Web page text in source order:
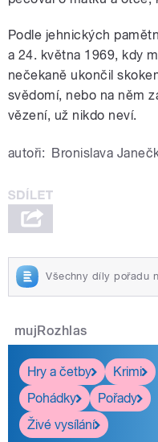
Podle jehnických
a 24. května 1969, kdy
nečekaně ukončil
svědomí, nebo na něm
vězení, už nikdo neví.
autoři: Bronislava
Všechny díly pořadu
mujRozhlas
Hry a četby
Krimi
Pohádky
Pořady
Živé vysílání